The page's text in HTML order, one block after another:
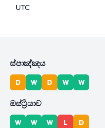
UTC
ස්පාඤ්ඤය
D W D W W
ඔස්ට්‍රියාව
W W W L D